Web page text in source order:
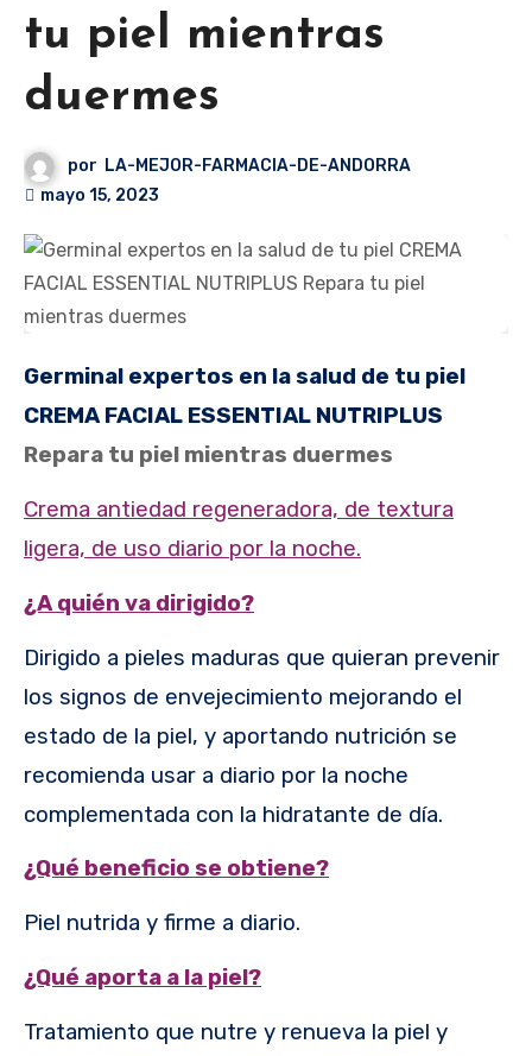
tu piel mientras
duermes
por LA-MEJOR-FARMACIA-DE-ANDORRA
mayo 15, 2023
Germinal expertos en la salud de tu piel
CREMA FACIAL ESSENTIAL NUTRIPLUS
Repara tu piel mientras duermes
Crema antiedad regeneradora, de textura
ligera, de uso diario por la noche.
¿A quién va dirigido?
Dirigido a pieles maduras que quieran prevenir
los signos de envejecimiento mejorando el
estado de la piel, y aportando nutrición se
recomienda usar a diario por la noche
complementada con la hidratante de día.
¿Qué beneficio se obtiene?
Piel nutrida y firme a diario.
¿Qué aporta a la piel?
Tratamiento que nutre y renueva la piel y